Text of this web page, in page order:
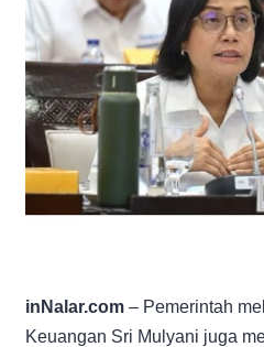
inNalar.com – Pemerintah
Keuangan Sri Mulyani juga